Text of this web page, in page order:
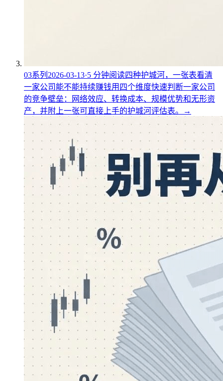
03系列 2026-03-13·5 分钟阅读四种护城河，一张表看清
一家公司能不能持续赚钱用四个维度快速判断一家公司
的竞争壁垒：网络效应、转换成本、规模优势和无形资
产，并附上一张可直接上手的护城河评估表。
→